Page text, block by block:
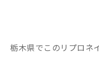
栃木県でこのリプロネ